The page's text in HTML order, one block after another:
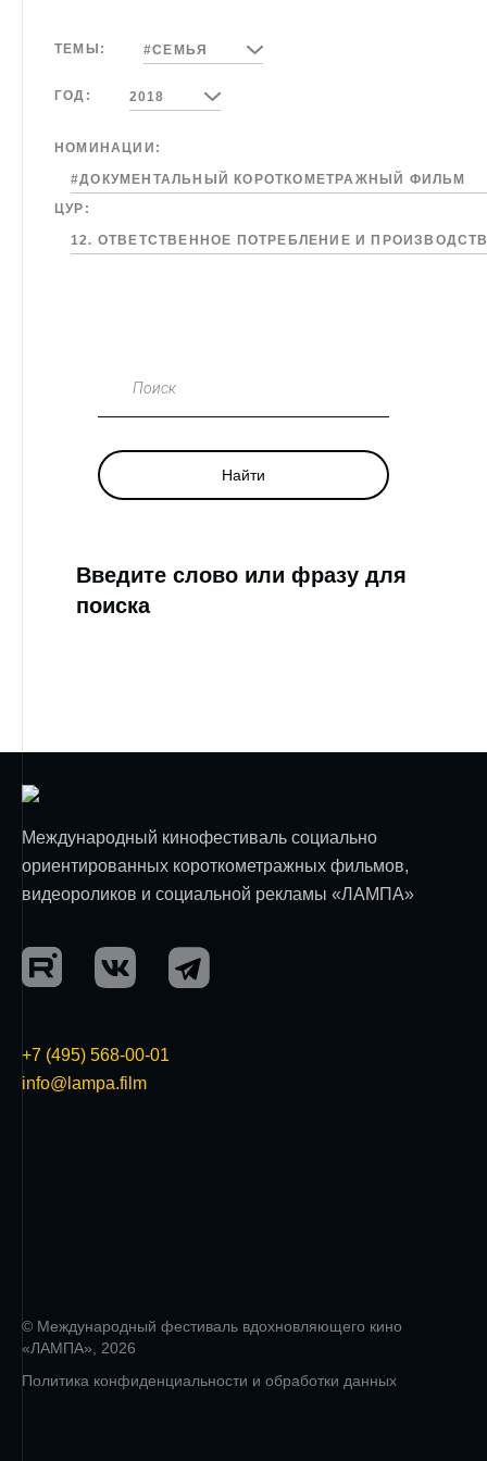
ТЕМЫ: #СЕМЬЯ
ГОД: 2018
НОМИНАЦИИ:
#ДОКУМЕНТАЛЬНЫЙ КОРОТКОМЕТРАЖНЫЙ ФИЛЬМ
ЦУР:
12. ОТВЕТСТВЕННОЕ ПОТРЕБЛЕНИЕ И
Поиск
Найти
Введите слово или фразу для
поиска
Международный кинофестиваль социально
ориентированных короткометражных фильмов,
видеороликов и социальной рекламы «ЛАМПА»
+7 (495) 568-00-01
info@lampa.film
© Международный фестиваль вдохновляющего кино
«ЛАМПА», 2026
Политика конфиденциальности и обработки данных